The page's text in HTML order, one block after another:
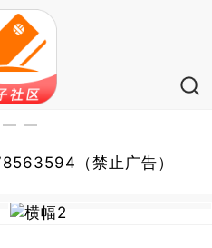
（禁止广告）